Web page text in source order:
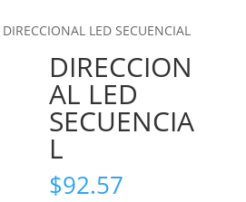
LED SECUENCIAL
DIRECCION
AL LED
SECUENCIA
L
$92.57